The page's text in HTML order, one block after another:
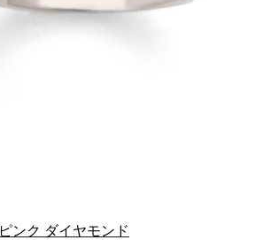
ピンク ダイヤモンド